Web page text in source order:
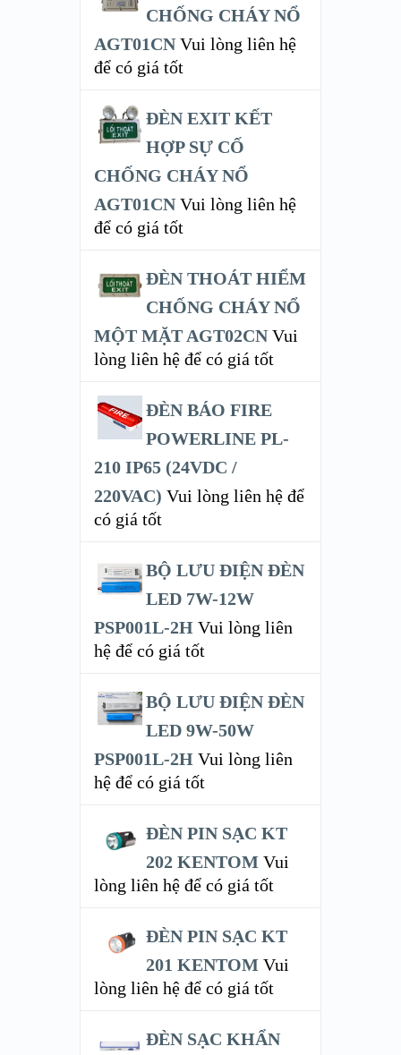
CHỐNG CHÁY NỔ
AGT01CN Vui lòng liên hệ
để có giá tốt
ĐÈN EXIT KẾT
HỢP SỰ CỐ
CHỐNG CHÁY NỔ
AGT01CN Vui lòng liên hệ
để có giá tốt
ĐÈN THOÁT HIỂM
CHỐNG CHÁY NỔ
MỘT MẶT AGT02CN Vui
lòng liên hệ để có giá tốt
ĐÈN BÁO FIRE
POWERLINE PL-
210 IP65 (24VDC /
220VAC) Vui lòng liên hệ để
có giá tốt
BỘ LƯU ĐIỆN ĐÈN
LED 7W-12W
PSP001L-2H Vui lòng liên
hệ để có giá tốt
BỘ LƯU ĐIỆN ĐÈN
LED 9W-50W
PSP001L-2H Vui lòng liên
hệ để có giá tốt
ĐÈN PIN SẠC KT
202 KENTOM Vui
lòng liên hệ để có giá tốt
ĐÈN PIN SẠC KT
201 KENTOM Vui
lòng liên hệ để có giá tốt
ĐÈN SẠC KHẨN